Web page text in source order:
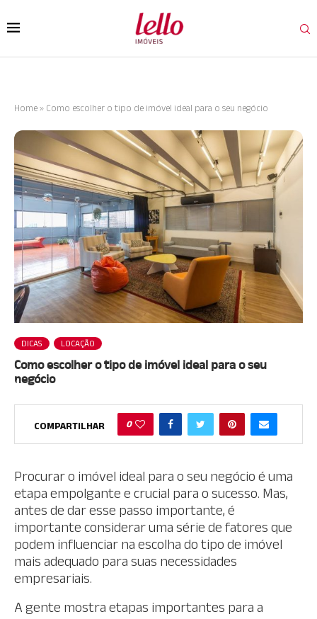
Home » Como escolher o tipo de imóvel ideal para o seu negócio
DICAS LOCAÇÃO
Como escolher o tipo de imóvel ideal para o seu
negócio
COMPARTILHAR 0
Procurar o imóvel ideal para o seu negócio é uma
etapa empolgante e crucial para o sucesso. Mas,
antes de dar esse passo importante, é
importante considerar uma série de fatores que
podem influenciar na escolha do tipo de imóvel
mais adequado para suas necessidades
empresariais.
A gente mostra etapas importantes para a